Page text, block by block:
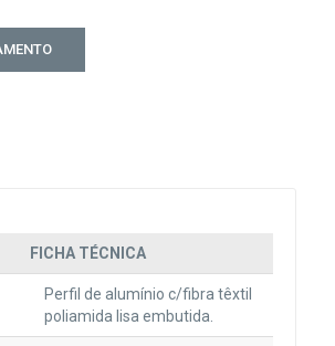
FICHA TÉCNICA
Perfil de alumínio c/fibra têxtil
poliamida lisa embutida.